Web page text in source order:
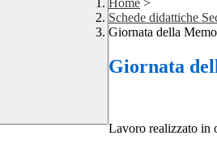
Home >
Schede didattiche
Giornata della
Giornata
Lavoro realizzato in